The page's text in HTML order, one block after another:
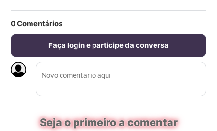
0Comentários
Faça login e participe da conversa
Seja o primeiro a comentar